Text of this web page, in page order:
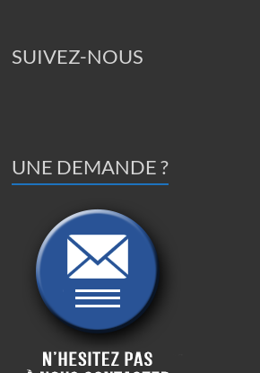
SUIVEZ-NOUS
UNE DEMANDE ?